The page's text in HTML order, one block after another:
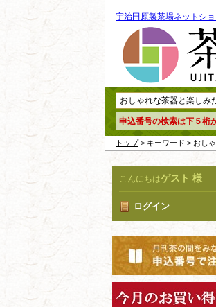
宇治田原製茶場ネットシ
申込番号の検索は下５桁
トップ> キーワード > おし
こんにちはゲスト 様
ログイン